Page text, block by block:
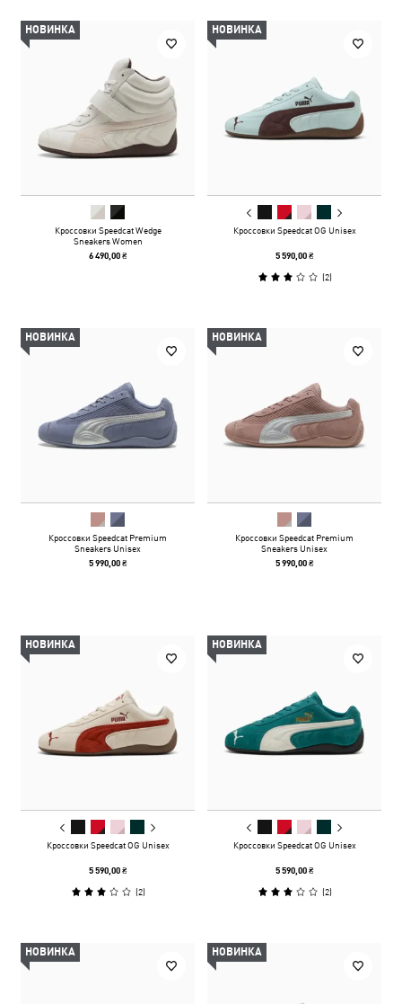
НОВИНКА
Кроссовки Speedcat Wedge
Sneakers Women
6 490,00 ₴
НОВИНКА
Кроссовки Speedcat OG Unisex
5 590,00 ₴
(2)
НОВИНКА
Кроссовки Speedcat Premium
Sneakers Unisex
5 990,00 ₴
НОВИНКА
Кроссовки Speedcat Premium
Sneakers Unisex
5 990,00 ₴
НОВИНКА
Кроссовки Speedcat OG Unisex
5 590,00 ₴
(2)
НОВИНКА
Кроссовки Speedcat OG Unisex
5 590,00 ₴
(2)
НОВИНКА НОВИНКА